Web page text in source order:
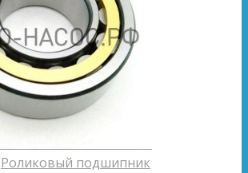
Роликовый подшипник